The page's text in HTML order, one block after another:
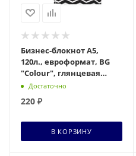
Бизнес-блокнот А5,
120л., евроформат, BG
"Colour", глянцевая
ламинация
Достаточно
220 ₽
В КОРЗИНУ